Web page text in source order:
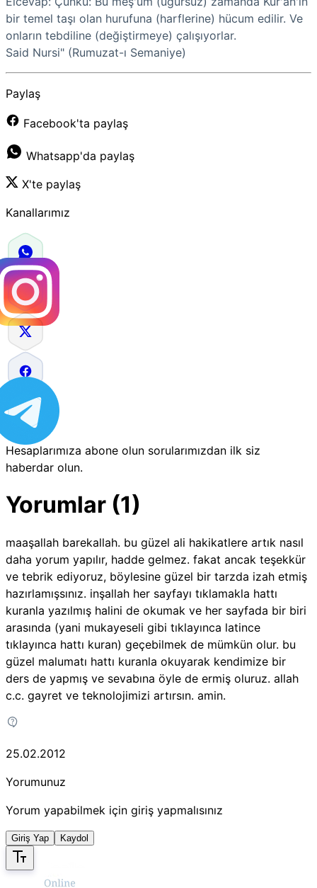
bir temel taşı olan hurufuna (harflerine) hücum edilir. Ve
onların tebdiline (değiştirmeye) çalışıyorlar.
Said Nursi" (Rumuzat-ı Semaniye)
Paylaş
Facebook'ta paylaş
Whatsapp'da paylaş
X'te paylaş
Kanallarımız
Hesaplarımıza abone olun sorularımızdan ilk siz
haberdar olun.
Yorumlar (1)
maaşallah barekallah. bu güzel ali hakikatlere artık nasıl
daha yorum yapılır, hadde gelmez. fakat ancak teşekkür
ve tebrik ediyoruz, böylesine güzel bir tarzda izah etmiş
hazırlamışsınız. inşallah her sayfayı tıklamakla hattı
kuranla yazılmış halini de okumak ve her sayfada bir biri
arasında (yani mukayeseli gibi tıklayınca latince
tıklayınca hattı kuran) geçebilmek de mümkün olur. bu
güzel malumatı hattı kuranla okuyarak kendimize bir
ders de yapmış ve sevabına öyle de ermiş oluruz. allah
c.c. gayret ve teknolojimizi artırsın. amin.
25.02.2012
Yorumunuz
Yorum yapabilmek için giriş yapmalısınız
Giriş Yap Kaydol